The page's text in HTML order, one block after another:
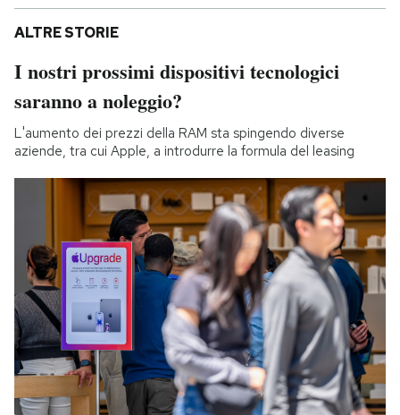
ALTRE STORIE
I nostri prossimi dispositivi tecnologici
saranno a noleggio?
L'aumento dei prezzi della RAM sta spingendo diverse
aziende, tra cui Apple, a introdurre la formula del leasing